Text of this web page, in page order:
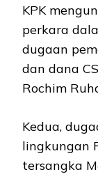
KPK
perkara
dugaan
dan dana
Rochim
Kedua,
lingkungan
tersangka